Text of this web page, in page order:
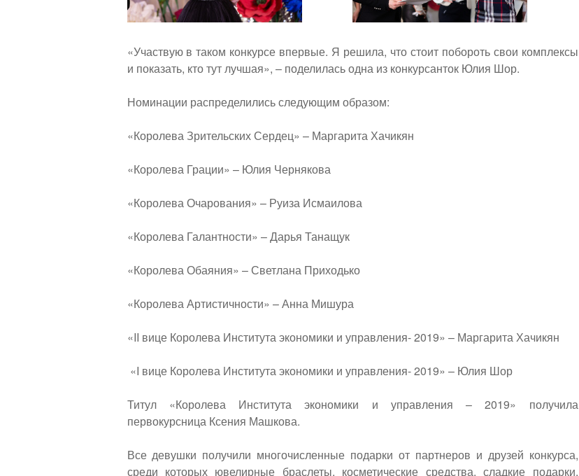
«Участвую в таком конкурсе впервые. Я решила, что стоит побороть свои комплексы
и показать, кто тут лучшая», – поделилась одна из конкурсанток Юлия Шор.
Номинации распределились следующим образом:
«Королева Зрительских Сердец» – Маргарита Хачикян
«Королева Грации» – Юлия Чернякова
«Королева Очарования» – Руиза Исмаилова
«Королева Галантности» – Дарья Танащук
«Королева Обаяния» – Светлана Приходько
«Королева Артистичности» – Анна Мишура
«II вице Королева Института экономики и управления- 2019» – Маргарита Хачикян
«I вице Королева Института экономики и управления- 2019» – Юлия Шор
Титул «Королева Института экономики и управления – 2019» получила
первокурсница Ксения Машкова.
Все девушки получили многочисленные подарки от партнеров и друзей конкурса,
среди которых ювелирные браслеты, косметические средства, сладкие подарки,